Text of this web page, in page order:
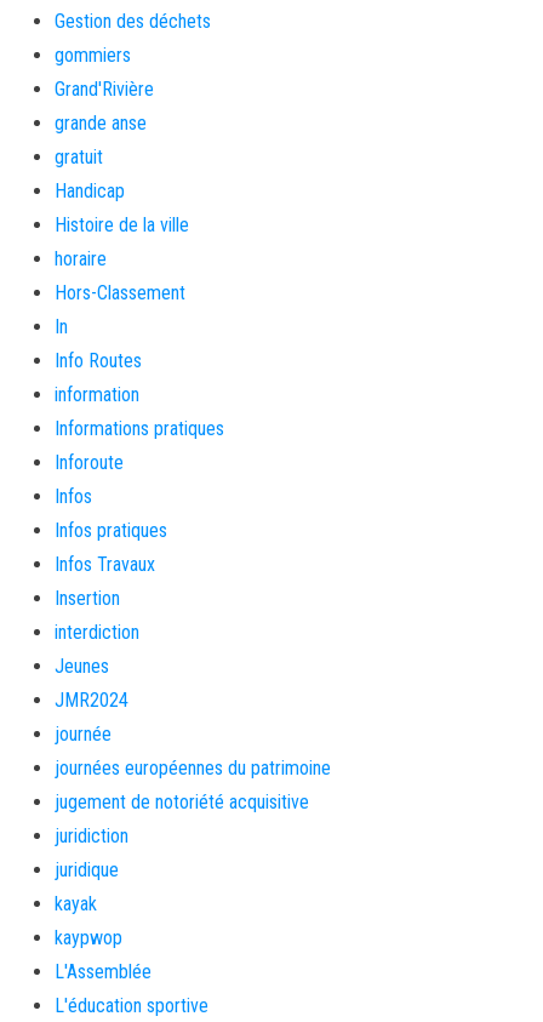
Gestion des déchets
gommiers
Grand'Rivière
grande anse
gratuit
Handicap
Histoire de la ville
horaire
Hors-Classement
In
Info Routes
information
Informations pratiques
Inforoute
Infos
Infos pratiques
Infos Travaux
Insertion
interdiction
Jeunes
JMR2024
journée
journées européennes du patrimoine
jugement de notoriété acquisitive
juridiction
juridique
kayak
kaypwop
L'Assemblée
L'éducation sportive